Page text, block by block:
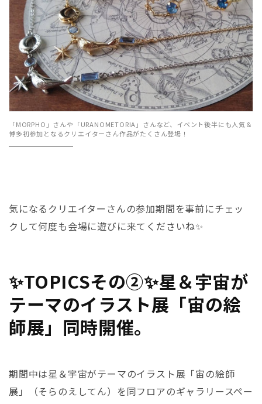
「MORPHO」さんや「URANOMETORIA」さんなど、 イベント後半にも人気＆
博多初参加となるクリエイターさん作品がたくさん登場！
気になるクリエイターさんの参加期間を事前にチェッ
クして何度も会場に遊びに来てくださいね✨
✨TOPICSその②✨星＆宇宙が
テーマのイラスト展「宙の絵
師展」同時開催。
期間中は星＆宇宙がテーマのイラスト展「宙の絵師
展」（そらのえしてん）を同フロアのギャラリースペー